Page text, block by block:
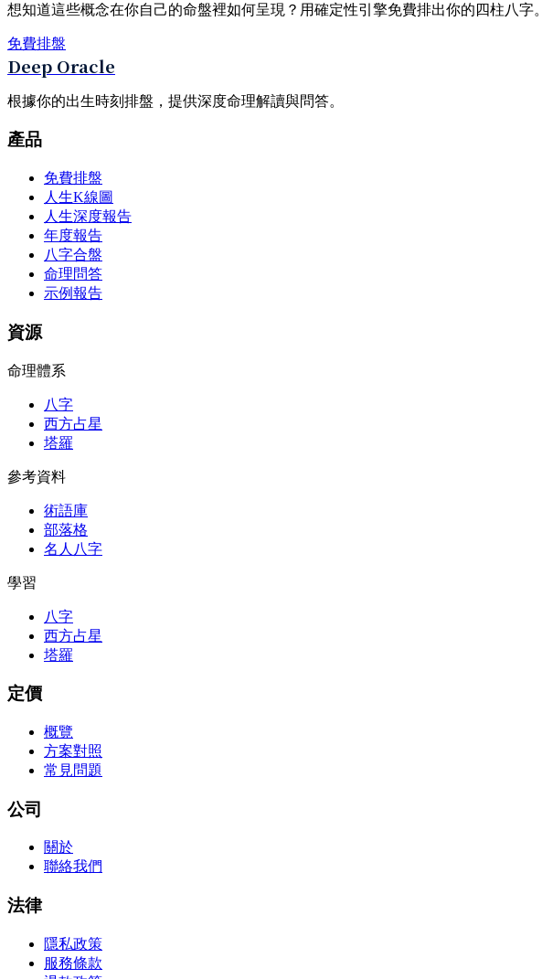
想知道這些概念在你自己的命盤裡如何呈現？用確定性引擎免費排出你的四柱八字。
免費排盤
Deep Oracle
根據你的出生時刻排盤，提供深度命理解讀與問答。
產品
免費排盤
人生K線圖
人生深度報告
年度報告
八字合盤
命理問答
示例報告
資源
命理體系
八字
西方占星
塔羅
參考資料
術語庫
部落格
名人八字
學習
八字
西方占星
塔羅
定價
概覽
方案對照
常見問題
公司
關於
聯絡我們
法律
隱私政策
服務條款